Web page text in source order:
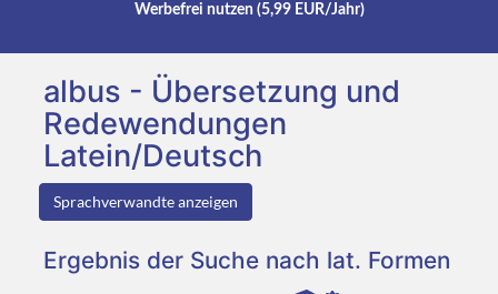
Werbefrei nutzen (5,99 EUR/Jahr)
albus - Übersetzung und
Redewendungen
Latein/Deutsch
Sprachverwandte anzeigen
Ergebnis der Suche nach lat. Formen